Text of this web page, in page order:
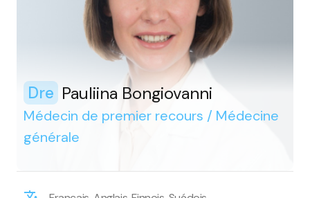
Dre Pauliina Bongiovanni
Médecin de premier recours / Médecine
générale